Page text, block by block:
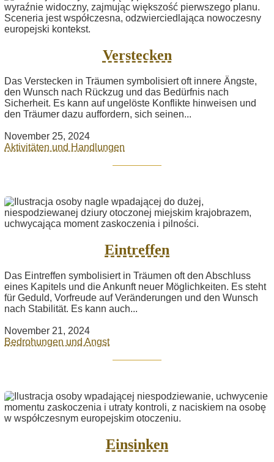
Verstecken
Das Verstecken in Träumen symbolisiert oft innere Ängste,
den Wunsch nach Rückzug und das Bedürfnis nach
Sicherheit. Es kann auf ungelöste Konflikte hinweisen und
den Träumer dazu auffordern, sich seinen...
November 25, 2024
Aktivitäten und Handlungen
Eintreffen
Das Eintreffen symbolisiert in Träumen oft den Abschluss
eines Kapitels und die Ankunft neuer Möglichkeiten. Es steht
für Geduld, Vorfreude auf Veränderungen und den Wunsch
nach Stabilität. Es kann auch...
November 21, 2024
Bedrohungen und Angst
Einsinken